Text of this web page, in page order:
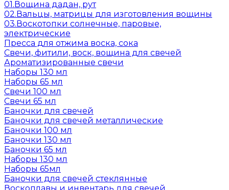
01.Вощина дадан, рут
02.Вальцы, матрицы для изготовления вощины
03.Воскотопки солнечные, паровые,
электрические
Пресса для отжима воска, сока
Свечи, фитили, воск, вощина для свечей
Ароматизированные свечи
Наборы 130 мл
Наборы 65 мл
Свечи 100 мл
Свечи 65 мл
Баночки для свечей
Баночки для свечей металлические
Баночки 100 мл
Баночки 130 мл
Баночки 65 мл
Наборы 130 мл
Наборы 65мл
Баночки для свечей стеклянные